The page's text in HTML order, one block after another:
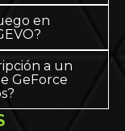
una
Mbps para
en
a un
GeForce